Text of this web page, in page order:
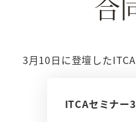
3月10日に登壇した
ITCAセミナー